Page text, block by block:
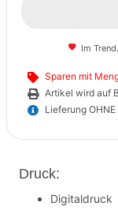
Im
Sparen mit
Artikel wird auf
Lieferung
Druck:
Digitaldruck